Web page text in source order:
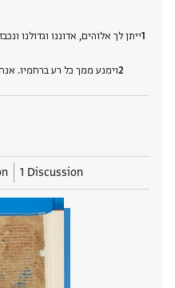
ייתן לך אלוהים, אדוננו וגדולנו
וימנע ממך כל רע ברחמיו.
1 Discussion